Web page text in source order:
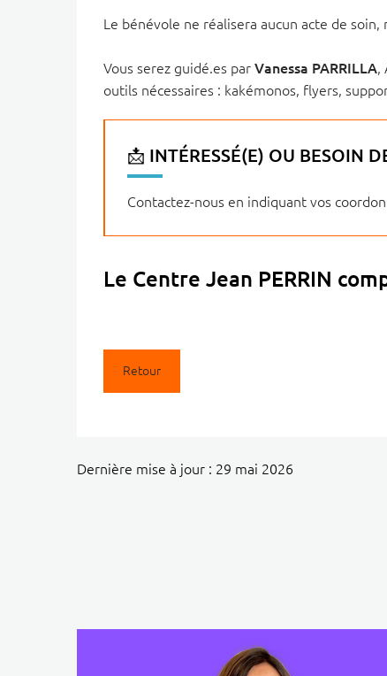
Le bénévole ne réalisera aucun acte de soin,
Vous serez guidé.es par Vanessa PARRILLA,
outils nécessaires : kakémonos, flyers,
📩 INTÉRESSÉ(E) OU BESOIN
Contactez-nous en indiquant vos
Le Centre Jean PERRIN
Retour
Dernière mise à jour : 29 mai 2026